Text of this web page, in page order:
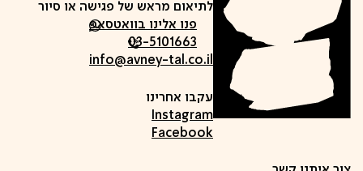
לתיאום מראש של פגישה או סיור
פנו אלינו בוואטסאפ
03-5101663
info@avney-tal.co.il
עקבו אחרינו
Instagram
Facebook